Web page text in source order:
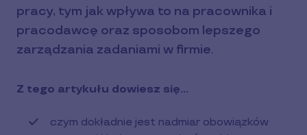
pracy, tym jak wpływa to na pracownika i
pracodawcę oraz sposobom lepszego
zarządzania zadaniami w firmie.
Z tego artykułu dowiesz się…
czym dokładnie jest nadmiar obowiązków